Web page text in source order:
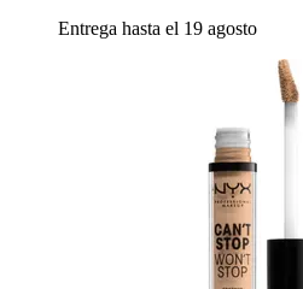
Entrega hasta el 19 agosto